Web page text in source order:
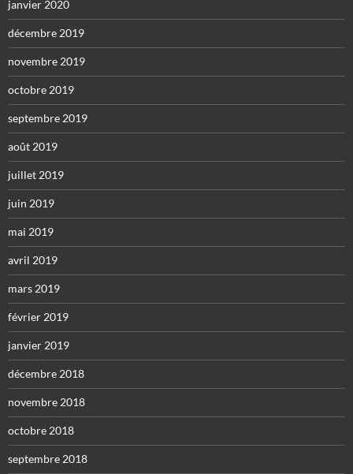
janvier 2020
décembre 2019
novembre 2019
octobre 2019
septembre 2019
août 2019
juillet 2019
juin 2019
mai 2019
avril 2019
mars 2019
février 2019
janvier 2019
décembre 2018
novembre 2018
octobre 2018
septembre 2018